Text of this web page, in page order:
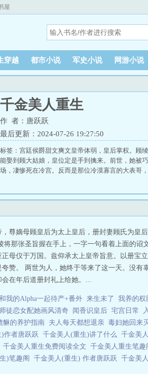
屋
穿越 都市小说 军史小说 网游小说
千金美人重生
作 者：唐跃跃
最后更新：2024-07-26 19:27:50
标签：宫廷侯爵甜文爽文皇帝体弱，皇后掌权。顾
能娶到顾大姑娘，皇位定是手到擒来。前世，她被
场，凄惨死在冷宫。反而是那位冷漠寡言的大表哥
，尊嫡母顾皇后为太上皇后，册封妻顾氏为
将那张圣旨握在手上，一字一句看着上面的
母仪于万国。兹仰承太上皇帝旨意。以册宝
赞。 两世为人，她终于等来了这一天。没
在年后道册封礼上给她。...
我的Alpha一起待产+番外 来生未了 我养的权
师徒恋女配她画风清奇 闻香识皇后 宅宫日常
貅的养护指南 夫人每天都想退亲 毒妇她回来
作者唐跃跃 千金美人(重生)讲了什么 千金美
千金美人重生免费阅读全文 千金美人重生笔
)笔趣阁 千金美人(重生) 作者唐跃跃 千金美